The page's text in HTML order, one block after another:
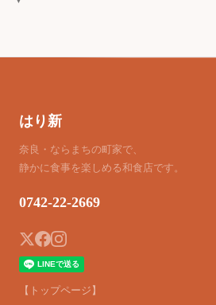
はり新
奈良・ならまちの町家で、
静かに食事を楽しめる和食店です。
0742-22-2669
【トップページ】